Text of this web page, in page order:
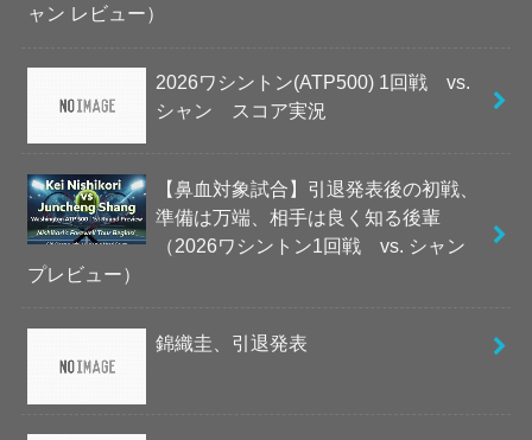
ャン レビュー）
2026ワシントン(ATP500) 1回戦 vs.
シャン スコア実況
【鼻血対象試合】引退発表後の初戦、
準備は万端、相手は良く知る後輩
（2026ワシントン1回戦 vs. シャン
プレビュー）
錦織圭、引退発表